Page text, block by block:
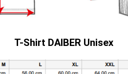
T-Shirt DAIBER Unisex